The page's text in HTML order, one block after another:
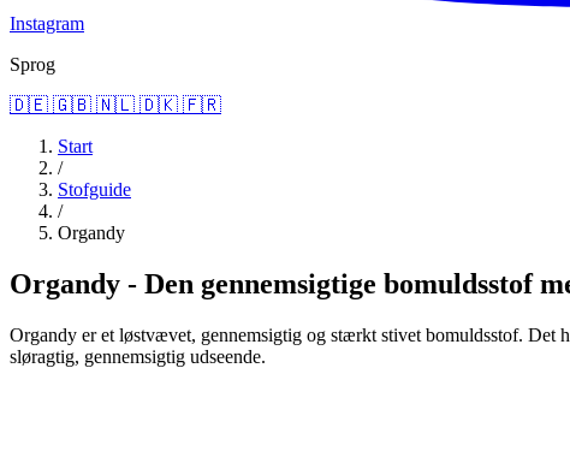
Instagram
Sprog
🇩🇪 🇬🇧 🇳🇱 🇩🇰 🇫🇷
Start
/
Stofguide
/
Organdy
Organdy - Den gennemsigtige bomuldsstof
Organdy er et løstvævet, gennemsigtig og stærkt stivet bomuldsstof. Det
sløragtig, gennemsigtig udseende.